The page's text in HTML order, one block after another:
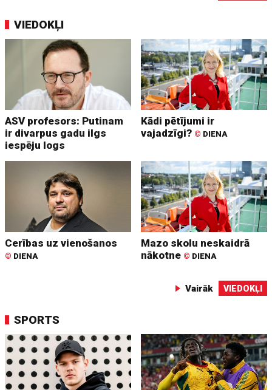
VIEDOKĻI
ASV profesors: Putinam
ir divarpus gadu ilgs
iespēju logs
Kādi pētījumi ir
vajadzīgi? © DIENA
Cerības uz vienošanos
© DIENA
Mazo skolu neskaidrā
nākotne © DIENA
Vairāk VIEDOKĻI
SPORTS